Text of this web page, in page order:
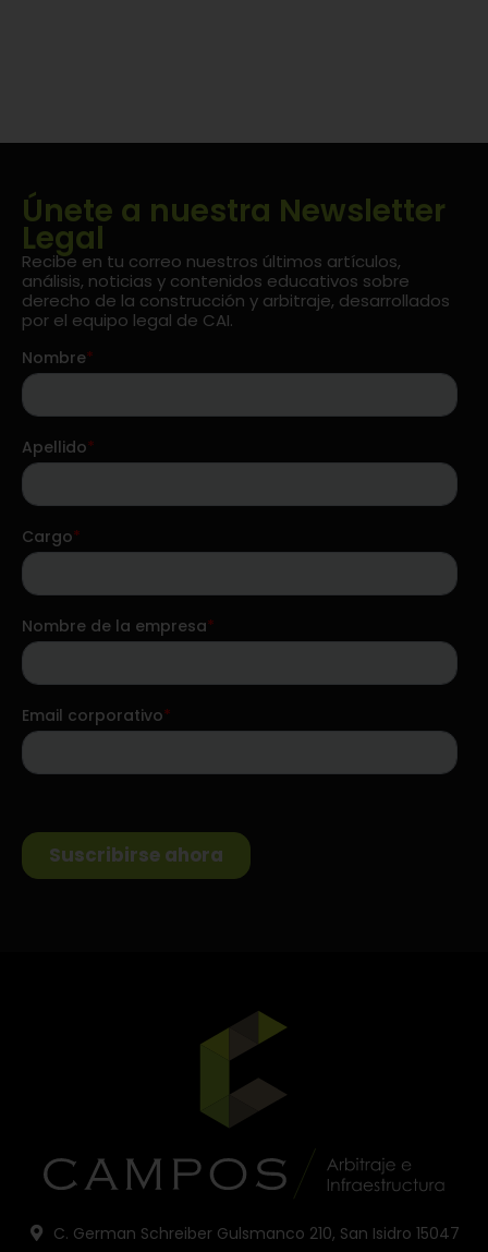
Únete a nuestra Newsletter
Legal
Recibe en tu correo nuestros últimos artículos,
análisis, noticias y contenidos educativos sobre
derecho de la construcción y arbitraje, desarrollados
por el equipo legal de CAI.
C. German Schreiber Gulsmanco 210, San Isidro 15047